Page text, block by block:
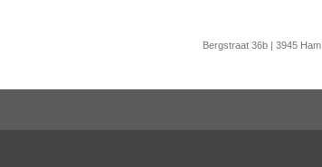
Bergstraat 36b | 3945